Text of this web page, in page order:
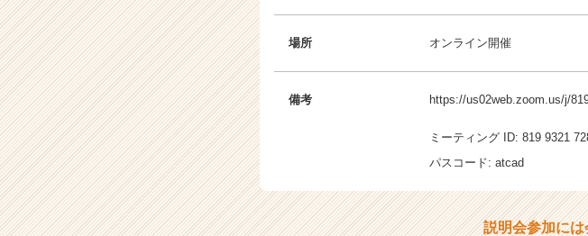
場所 オンライン開催
備考 https://us02web.zoom.us/j/
ミーティング ID: 819 9321
パスコード: atcad
説明会参加には